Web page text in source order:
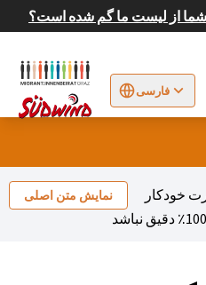
شما از لیست ما گم شده است؟
فارسی
Sprache wählen
نمایش متن اصلی
خودکار